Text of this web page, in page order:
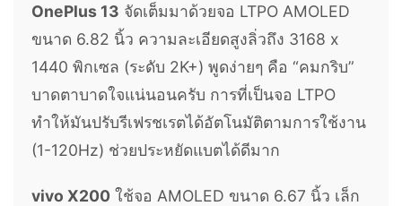
OnePlus 13 จัดเต็มมาด้วยจอ LTPO AMOLED
ขนาด 6.82 นิ้ว ความละเอียดสูงลิ่วถึง 3168 x
1440 พิกเซล (ระดับ 2K+) พูดง่ายๆ คือ “คมกริบ”
บาดตาบาดใจแน่นอนครับ การที่เป็นจอ LTPO
ทำให้มันปรับรีเฟรชเรตได้อัตโนมัติตามการใช้งาน
(1-120Hz) ช่วยประหยัดแบตได้ดีมาก
vivo X200 ใช้จอ AMOLED ขนาด 6.67 นิ้ว เล็ก